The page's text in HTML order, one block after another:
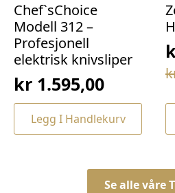
Chef`sChoice
Modell 312 –
Profesjonell
elektrisk knivsliper
kr 1.595,00
Legg I Handlekurv
Se alle våre